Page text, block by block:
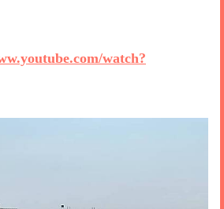
watch?